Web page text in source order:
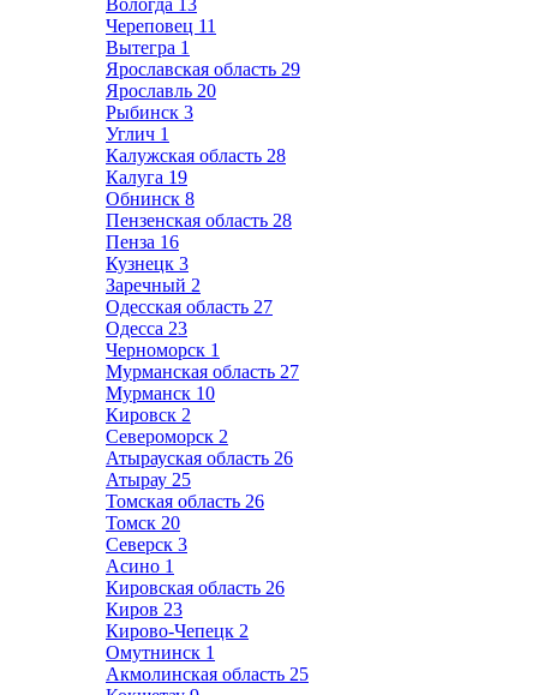
Вологда 13
Череповец 11
Вытегра 1
Ярославская область 29
Ярославль 20
Рыбинск 3
Углич 1
Калужская область 28
Калуга 19
Обнинск 8
Пензенская область 28
Пенза 16
Кузнецк 3
Заречный 2
Одесская область 27
Одесса 23
Черноморск 1
Мурманская область 27
Мурманск 10
Кировск 2
Североморск 2
Атырауская область 26
Атырау 25
Томская область 26
Томск 20
Северск 3
Асино 1
Кировская область 26
Киров 23
Кирово-Чепецк 2
Омутнинск 1
Акмолинская область 25